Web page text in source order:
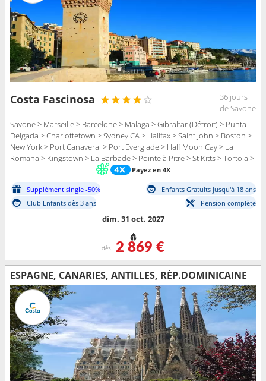
Costa Fascinosa
36 jours
de Savone
Savone > Marseille > Barcelone > Malaga > Gibraltar (Détroit) > Punta
Delgada > Charlottetown > Sydney CA > Halifax > Saint John > Boston >
New York > Port Canaveral > Port Everglade > Half Moon Cay > La
Romana > Kingstown > La Barbade > Pointe à Pitre > St Kitts > Tortola >
Payez en 4X
Supplément single -50%
Enfants Gratuits jusqu'à 18 ans
Club Enfants dès 3 ans
Pension complète
dim. 31 oct. 2027
dès 2 869 €
ESPAGNE, CANARIES, ANTILLES, RÉP.DOMINICAINE